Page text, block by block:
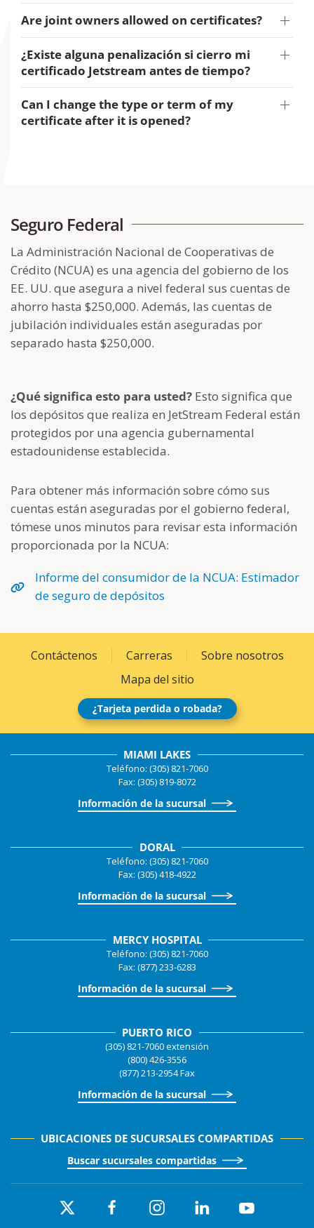
Are joint owners allowed on certificates?
¿Existe alguna penalización si cierro mi
certificado Jetstream antes de tiempo?
Can I change the type or term of my
certificate after it is opened?
Seguro Federal
La Administración Nacional de Cooperativas de
Crédito (NCUA) es una agencia del gobierno de los
EE. UU. que asegura a nivel federal sus cuentas de
ahorro hasta $250,000. Además, las cuentas de
jubilación individuales están aseguradas por
separado hasta $250,000.
¿Qué significa esto para usted? Esto significa que
los depósitos que realiza en JetStream Federal están
protegidos por una agencia gubernamental
estadounidense establecida.
Para obtener más información sobre cómo sus
cuentas están aseguradas por el gobierno federal,
tómese unos minutos para revisar esta información
proporcionada por la NCUA:
Informe del consumidor de la NCUA: Estimador
de seguro de depósitos
Contáctenos Carreras
Sobre nosotros
Mapa del sitio
¿Tarjeta perdida o robada?
MIAMI LAKES
Teléfono: (305) 821-7060
Fax: (305) 819-8072
Información de la sucursal
DORAL
Teléfono: (305) 821-7060
Fax: (305) 418-4922
Información de la sucursal
MERCY HOSPITAL
Teléfono: (305) 821-7060
Fax: (877) 233-6283
Información de la sucursal
PUERTO RICO
(305) 821-7060 extensión
(800) 426-3556
(877) 213-2954 Fax
Información de la sucursal
UBICACIONES DE SUCURSALES COMPARTIDAS
Buscar sucursales compartidas